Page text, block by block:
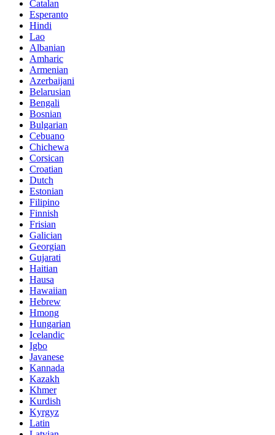
Catalan
Esperanto
Hindi
Lao
Albanian
Amharic
Armenian
Azerbaijani
Belarusian
Bengali
Bosnian
Bulgarian
Cebuano
Chichewa
Corsican
Croatian
Dutch
Estonian
Filipino
Finnish
Frisian
Galician
Georgian
Gujarati
Haitian
Hausa
Hawaiian
Hebrew
Hmong
Hungarian
Icelandic
Igbo
Javanese
Kannada
Kazakh
Khmer
Kurdish
Kyrgyz
Latin